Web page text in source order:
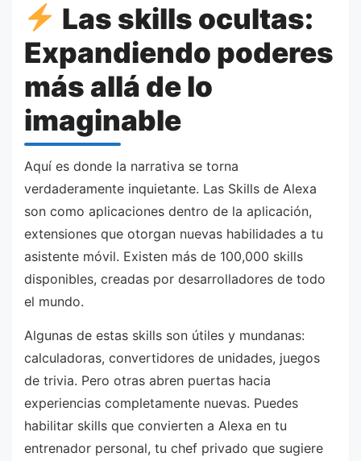
Las skills ocultas:
Expandiendo poderes
más allá de lo
imaginable
Aquí es donde la narrativa se torna
verdaderamente inquietante. Las Skills de Alexa
son como aplicaciones dentro de la aplicación,
extensiones que otorgan nuevas habilidades a tu
asistente móvil. Existen más de 100,000 skills
disponibles, creadas por desarrolladores de todo
el mundo.
Algunas de estas skills son útiles y mundanas:
calculadoras, convertidores de unidades, juegos
de trivia. Pero otras abren puertas hacia
experiencias completamente nuevas. Puedes
habilitar skills que convierten a Alexa en tu
entrenador personal, tu chef privado que sugiere